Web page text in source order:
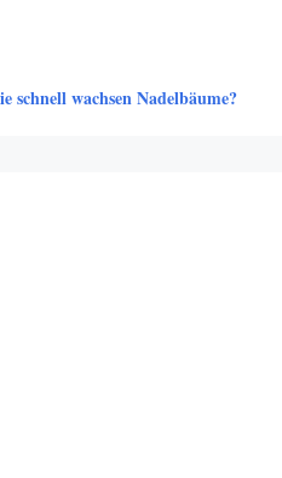
schnell wachsen Nadelbäume?